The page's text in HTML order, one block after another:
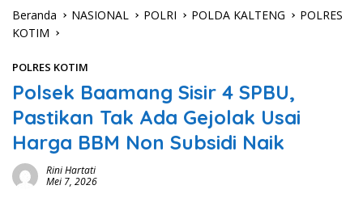
Beranda NASIONAL POLRI POLDA KALTENG
POLRES
KOTIM
POLRES KOTIM
Polsek Baamang Sisir 4 SPBU,
Pastikan Tak Ada Gejolak Usai
Harga BBM Non Subsidi Naik
Rini Hartati
Mei 7, 2026